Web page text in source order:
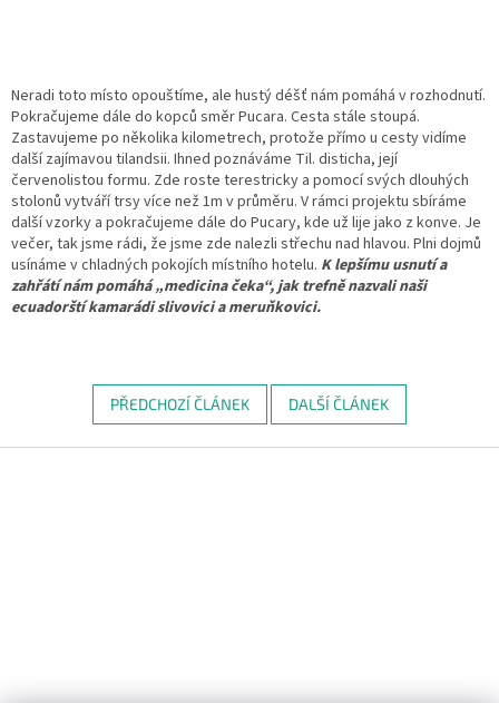
Neradi toto místo opouštíme, ale hustý déšť nám pomáhá v rozhodnutí.
Pokračujeme dále do kopců směr Pucara. Cesta stále stoupá.
Zastavujeme po několika kilometrech, protože přímo u cesty vidíme
další zajímavou tilandsii. Ihned poznáváme Til. disticha, její
červenolistou formu. Zde roste terestricky a pomocí svých dlouhých
stolonů vytváří trsy více než 1m v průměru. V rámci projektu sbíráme
další vzorky a pokračujeme dále do Pucary, kde už lije jako z konve. Je
večer, tak jsme rádi, že jsme zde nalezli střechu nad hlavou. Plni dojmů
usínáme v chladných pokojích místního hotelu. K lepšímu usnutí a
zahřátí nám pomáhá „medicina čeka“, jak trefně nazvali naši
ecuadorští kamarádi slivovici a meruňkovici.
PŘEDCHOZÍ ČLÁNEK DALŠÍ ČLÁNEK